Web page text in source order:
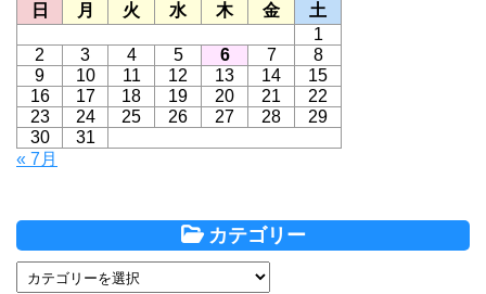
日
月 火 水 木 金
土
1
2
3 4 5 6 7
8
9
10 11 12 13 14
15
16
17 18 19 20 21
22
23
24 25 26 27 28
29
30
31
« 7月
カテゴリー